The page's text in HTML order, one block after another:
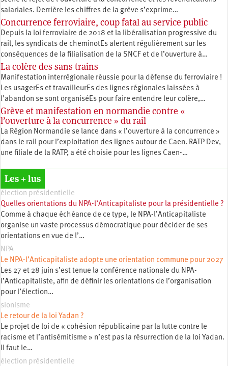
salariales. Derrière les chiffres de la grève s’exprime…
Concurrence ferroviaire, coup fatal au service public
Depuis la loi ferroviaire de 2018 et la libéralisation progressive du
rail, les syndicats de cheminotEs alertent régulièrement sur les
conséquences de la filialisation de la SNCF et de l’ouverture à…
La colère des sans trains
Manifestation interrégionale réussie pour la défense du ferroviaire !
Les usagerEs et travailleurEs des lignes régionales laissées à
l’abandon se sont organiséEs pour faire entendre leur colère,…
Grève et manifestation en normandie contre «
l’ouverture à la concurrence » du rail
La Région Normandie se lance dans « l’ouverture à la concurrence »
dans le rail pour l’exploitation des lignes autour de Caen. RATP Dev,
une filiale de la RATP, a été choisie pour les lignes Caen-…
Les + lus
élection présidentielle
Quelles orientations du NPA-l’Anticapitaliste pour la présidentielle ?
Comme à chaque échéance de ce type, le NPA-l’Anticapitaliste
organise un vaste processus démocratique pour décider de ses
orientations en vue de l’…
NPA
Le NPA-l’Anticapitaliste adopte une orientation commune pour 2027
Les 27 et 28 juin s’est tenue la conférence nationale du NPA-
l’Anticapitaliste, afin de définir les orientations de l’organisation
pour l’élection…
sionisme
Le retour de la loi Yadan ?
Le projet de loi de « cohésion républicaine par la lutte contre le
racisme et l’antisémitisme » n’est pas la résurrection de la loi Yadan.
Il faut le…
élection présidentielle